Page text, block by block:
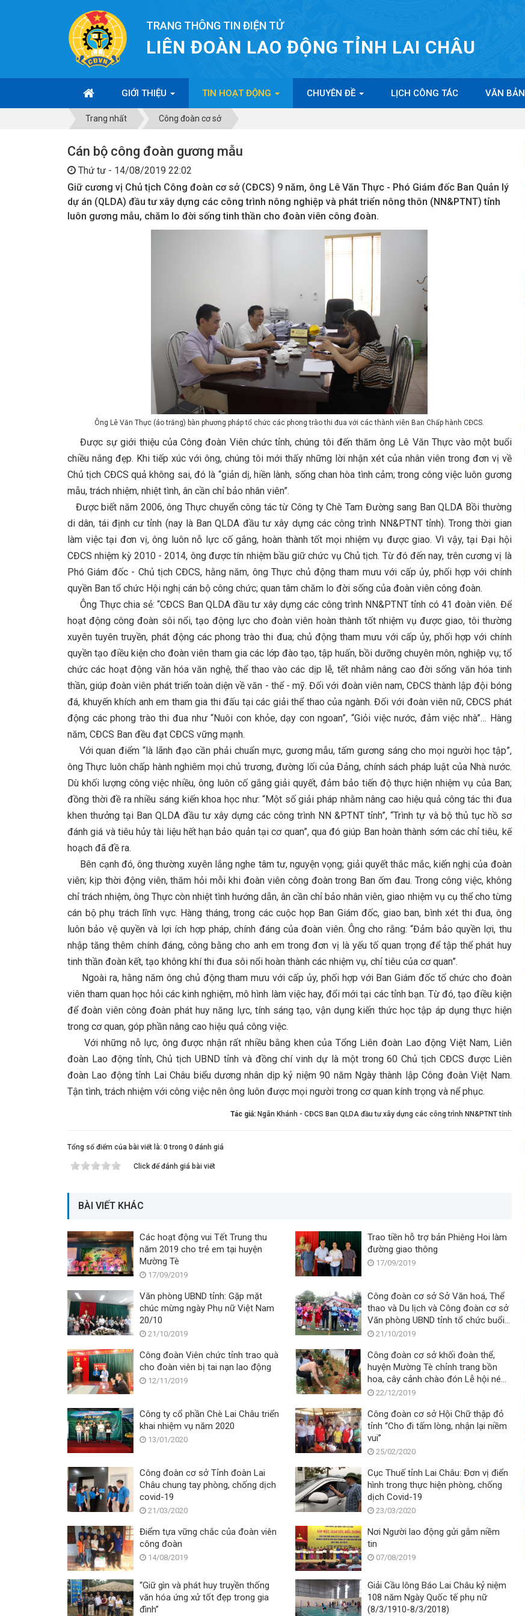
TRANG THÔNG TIN ĐIỆN TỬ
LIÊN ĐOÀN LAO ĐỘNG TỈNH LAI CHÂU
GIỚI THIỆU TIN HOẠT ĐỘNG CHUYÊN ĐỀ LỊCH CÔNG TÁC VĂN BẢN
Trang nhất Công đoàn cơ sở
Cán bộ công đoàn gương mẫu
Thứ tư - 14/08/2019 22:02
Giữ cương vị Chủ tịch Công đoàn cơ sở (CĐCS) 9 năm, ông Lê Văn Thực - Phó Giám đốc Ban Quản lý
dự án (QLDA) đầu tư xây dựng các công trình nông nghiệp và phát triển nông thôn (NN&PTNT) tỉnh
luôn gương mẫu, chăm lo đời sống tinh thần cho đoàn viên công đoàn.
Ông Lê Văn Thực (áo trắng) bàn phương pháp tổ chức các phong trào thi đua với các thành viên Ban Chấp hành CĐCS.
Được sự giới thiệu của Công đoàn Viên chức tỉnh, chúng tôi đến thăm ông Lê Văn Thực vào một buổi
chiều nắng đẹp. Khi tiếp xúc với ông, chúng tôi mới thấy những lời nhận xét của nhân viên trong đơn vị về
Chủ tịch CĐCS quả không sai, đó là “giản dị, hiền lành, sống chan hòa tình cảm; trong công việc luôn gương
mẫu, trách nhiệm, nhiệt tình, ân cần chỉ bảo nhân viên”.
Được biết năm 2006, ông Thực chuyển công tác từ Công ty Chè Tam Đường sang Ban QLDA Bồi thường
di dân, tái định cư tỉnh (nay là Ban QLDA đầu tư xây dựng các công trình NN&PTNT tỉnh). Trong thời gian
làm việc tại đơn vị, ông luôn nỗ lực cố gắng, hoàn thành tốt mọi nhiệm vụ được giao. Vì vậy, tại Đại hội
CĐCS nhiệm kỳ 2010 - 2014, ông được tín nhiệm bầu giữ chức vụ Chủ tịch. Từ đó đến nay, trên cương vị là
Phó Giám đốc - Chủ tịch CĐCS, hằng năm, ông Thực chủ động tham mưu với cấp ủy, phối hợp với chính
quyền Ban tổ chức Hội nghị cán bộ công chức; quan tâm chăm lo đời sống của đoàn viên công đoàn.
Ông Thực chia sẻ: “CĐCS Ban QLDA đầu tư xây dựng các công trình NN&PTNT tỉnh có 41 đoàn viên. Để
hoạt động công đoàn sôi nổi, tạo động lực cho đoàn viên hoàn thành tốt nhiệm vụ được giao, tôi thường
xuyên tuyên truyền, phát động các phong trào thi đua; chủ động tham mưu với cấp ủy, phối hợp với chính
quyền tạo điều kiện cho đoàn viên tham gia các lớp đào tạo, tập huấn, bồi dưỡng chuyên môn, nghiệp vụ; tổ
chức các hoạt động văn hóa văn nghệ, thể thao vào các dịp lễ, tết nhằm nâng cao đời sống văn hóa tinh
thần, giúp đoàn viên phát triển toàn diện về văn - thể - mỹ. Đối với đoàn viên nam, CĐCS thành lập đội bóng
đá, khuyến khích anh em tham gia thi đấu tại các giải thể thao của ngành. Đối với đoàn viên nữ, CĐCS phát
động các phong trào thi đua như “Nuôi con khỏe, dạy con ngoan”, “Giỏi việc nước, đảm việc nhà”… Hàng
năm, CĐCS Ban đều đạt CĐCS vững mạnh.
Với quan điểm “là lãnh đạo cần phải chuẩn mực, gương mẫu, tấm gương sáng cho mọi người học tập”,
ông Thực luôn chấp hành nghiêm mọi chủ trương, đường lối của Đảng, chính sách pháp luật của Nhà nước.
Dù khối lượng công việc nhiều, ông luôn cố gắng giải quyết, đảm bảo tiến độ thực hiện nhiệm vụ của Ban;
đồng thời đề ra nhiều sáng kiến khoa học như: “Một số giải pháp nhằm nâng cao hiệu quả công tác thi đua
khen thưởng tại Ban QLDA đầu tư xây dựng các công trình NN &PTNT tỉnh”, “Trình tự và bộ thủ tục hồ sơ
đánh giá và tiêu hủy tài liệu hết hạn bảo quản tại cơ quan”, qua đó giúp Ban hoàn thành sớm các chỉ tiêu, kế
hoạch đã đề ra.
Bên cạnh đó, ông thường xuyên lắng nghe tâm tư, nguyện vọng; giải quyết thắc mắc, kiến nghị của đoàn
viên; kịp thời động viên, thăm hỏi mỗi khi đoàn viên công đoàn trong Ban ốm đau. Trong công việc, không
chỉ trách nhiệm, ông Thực còn nhiệt tình hướng dẫn, ân cần chỉ bảo nhân viên, giao nhiệm vụ cụ thể cho từng
cán bộ phụ trách lĩnh vực. Hàng tháng, trong các cuộc họp Ban Giám đốc, giao ban, bình xét thi đua, ông
luôn bảo vệ quyền và lợi ích hợp pháp, chính đáng của đoàn viên. Ông cho rằng: “Đảm bảo quyền lợi, thu
nhập tăng thêm chính đáng, công bằng cho anh em trong đơn vị là yếu tố quan trọng để tập thể phát huy
tinh thần đoàn kết, tạo không khí thi đua sôi nổi hoàn thành các nhiệm vụ, chỉ tiêu của cơ quan”.
Ngoài ra, hằng năm ông chủ động tham mưu với cấp ủy, phối hợp với Ban Giám đốc tổ chức cho đoàn
viên tham quan học hỏi các kinh nghiệm, mô hình làm việc hay, đổi mới tại các tỉnh bạn. Từ đó, tạo điều kiện
để đoàn viên công đoàn phát huy năng lực, tính sáng tạo, vận dụng kiến thức học tập áp dụng thực hiện
trong cơ quan, góp phần nâng cao hiệu quả công việc.
Với những nỗ lực, ông được nhận rất nhiều bằng khen của Tổng Liên đoàn Lao động Việt Nam, Liên
đoàn Lao động tỉnh, Chủ tịch UBND tỉnh và đồng chí vinh dự là một trong 60 Chủ tịch CĐCS được Liên
đoàn Lao động tỉnh Lai Châu biểu dương nhân dịp kỷ niệm 90 năm Ngày thành lập Công đoàn Việt Nam.
Tận tình, trách nhiệm với công việc nên ông luôn được mọi người trong cơ quan kính trọng và nể phục.
Tác giả: Ngân Khánh - CĐCS Ban QLDA đầu tư xây dựng các công trình NN&PTNT tỉnh
Tổng số điểm của bài viết là: 0 trong 0 đánh giá
Click để đánh giá bài viết
BÀI VIẾT KHÁC
Các hoạt động vui Tết Trung thu
năm 2019 cho trẻ em tại huyện
Mường Tè
17/09/2019
Trao tiền hỗ trợ bản Phiêng Hoi làm
đường giao thông
17/09/2019
Văn phòng UBND tỉnh: Gặp mặt
chúc mừng ngày Phụ nữ Việt Nam
20/10
21/10/2019
Công đoàn cơ sở Sở Văn hoá, Thể
thao và Du lịch và Công đoàn cơ sở
Văn phòng UBND tỉnh tổ chức buổi
giao lưu bóng đá nữ chào mừng
21/10/2019
Công đoàn Viên chức tỉnh trao quà
cho đoàn viên bị tai nạn lao động
12/11/2019
Công đoàn cơ sở khối đoàn thể,
huyện Mường Tè chỉnh trang bồn
hoa, cây cảnh chào đón Lễ hội ném
còn 3 nước Việt Nam – Lào – Trung
22/12/2019
Công ty cổ phần Chè Lai Châu triển
khai nhiệm vụ năm 2020
13/01/2020
Công đoàn cơ sở Hội Chữ thập đỏ
tỉnh “Cho đi tấm lòng, nhận lại niềm
vui”
25/02/2020
Công đoàn cơ sở Tỉnh đoàn Lai
Châu chung tay phòng, chống dịch
covid-19
21/03/2020
Cục Thuế tỉnh Lai Châu: Đơn vị điển
hình trong thực hiện phòng, chống
dịch Covid-19
23/03/2020
Điểm tựa vững chắc của đoàn viên
công đoàn
14/08/2019
Nơi Người lao động gửi gắm niềm
tin
07/08/2019
“Giữ gìn và phát huy truyền thống
văn hóa ứng xử tốt đẹp trong gia
đình”
Giải Cầu lông Báo Lai Châu kỷ niệm
108 năm Ngày Quốc tế phụ nữ
(8/3/1910-8/3/2018)